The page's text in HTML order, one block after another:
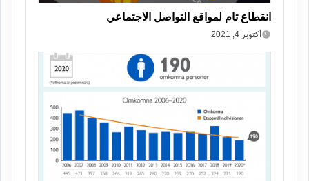
انقطاع تام لمواقع التواصل الاجتماعي
أكتوبر 4, 2021